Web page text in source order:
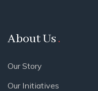
About Us
Our Story
Our Initiatives